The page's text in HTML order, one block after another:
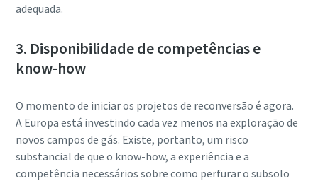
adequada.
3. Disponibilidade de competências e
know-how
O momento de iniciar os projetos de reconversão é agora.
A Europa está investindo cada vez menos na exploração de
novos campos de gás. Existe, portanto, um risco
substancial de que o know-how, a experiência e a
competência necessários sobre como perfurar o subsolo